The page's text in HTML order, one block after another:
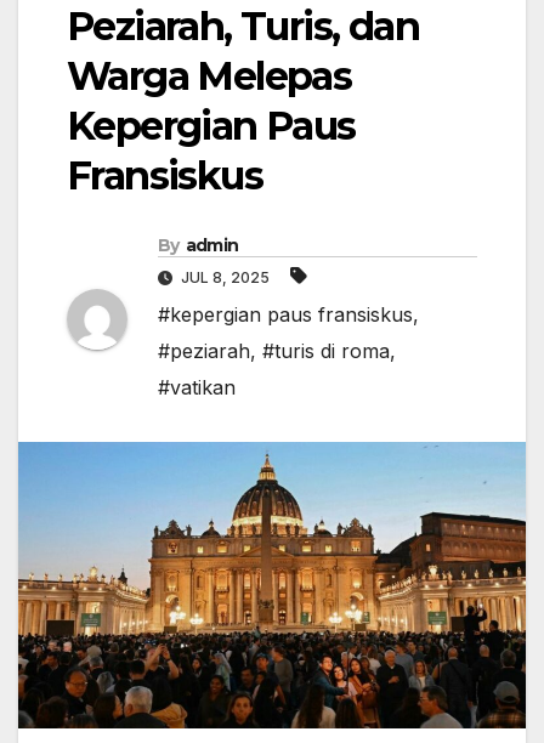
Peziarah, Turis, dan
Warga Melepas
Kepergian Paus
Fransiskus
By admin
JUL 8, 2025
#kepergian paus fransiskus,
#peziarah, #turis di roma,
#vatikan